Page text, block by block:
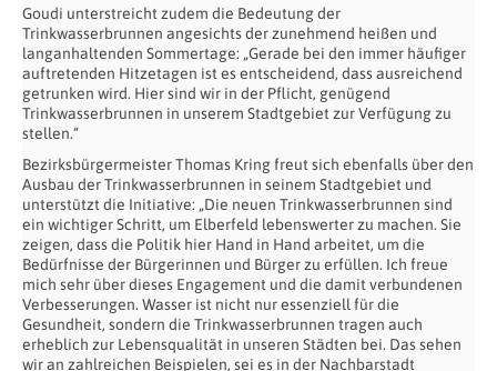
Goudi unterstreicht zudem die Bedeutung der
Trinkwasserbrunnen angesichts der zunehmend heißen und
langanhaltenden Sommertage: „Gerade bei den immer häufiger
auftretenden Hitzetagen ist es entscheidend, dass ausreichend
getrunken wird. Hier sind wir in der Pflicht, genügend
Trinkwasserbrunnen in unserem Stadtgebiet zur Verfügung zu
stellen.“
Bezirksbürgermeister Thomas Kring freut sich ebenfalls über den
Ausbau der Trinkwasserbrunnen in seinem Stadtgebiet und
unterstützt die Initiative: „Die neuen Trinkwasserbrunnen sind
ein wichtiger Schritt, um Elberfeld lebenswerter zu machen. Sie
zeigen, dass die Politik hier Hand in Hand arbeitet, um die
Bedürfnisse der Bürgerinnen und Bürger zu erfüllen. Ich freue
mich sehr über dieses Engagement und die damit verbundenen
Verbesserungen. Wasser ist nicht nur essenziell für die
Gesundheit, sondern die Trinkwasserbrunnen tragen auch
erheblich zur Lebensqualität in unseren Städten bei. Das sehen
wir an zahlreichen Beispielen, sei es in der Nachbarstadt